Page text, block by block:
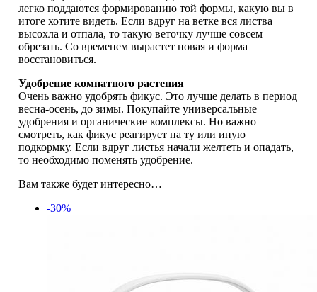
легко поддаются формированию той формы, какую вы в
итоге хотите видеть. Если вдруг на ветке вся листва
высохла и отпала, то такую веточку лучше совсем
обрезать. Со временем вырастет новая и форма
восстановиться.
Удобрение комнатного растения
Очень важно удобрять фикус. Это лучше делать в период
весна-осень, до зимы. Покупайте универсальные
удобрения и органические комплексы. Но важно
смотреть, как фикус реагирует на ту или иную
подкормку. Если вдруг листья начали желтеть и опадать,
то необходимо поменять удобрение.
Вам также будет интересно…
-30%